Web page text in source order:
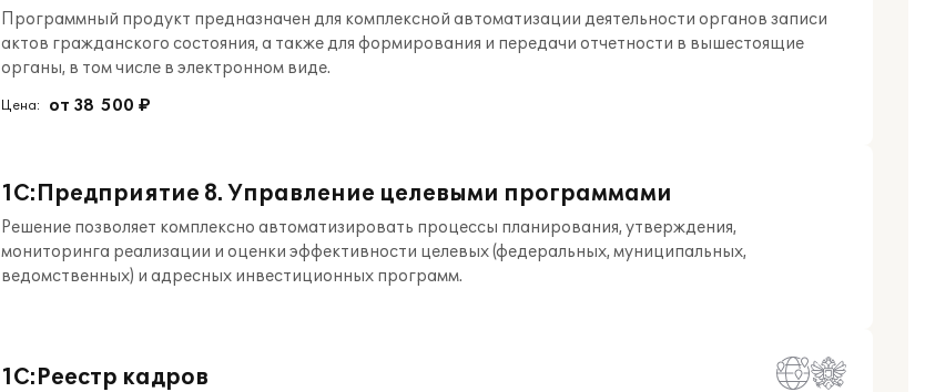
Программный продукт предназначен для комплексной автоматизации деятельности органов записи
актов гражданского состояния, а также для формирования и передачи отчетности в вышестоящие
органы, в том числе в электронном виде.
Цена: от 38 500 ₽
1С:Предприятие 8. Управление целевыми программами
Решение позволяет комплексно автоматизировать процессы планирования, утверждения,
мониторинга реализации и оценки эффективности целевых (федеральных, муниципальных,
ведомственных) и адресных инвестиционных программ.
1С:Реестр кадров